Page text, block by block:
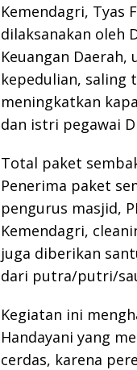
Kemendagri, Tyas
dilaksanakan oleh
Keuangan
kepedulian, saling
meningkatkan
dan istri pegawai
Total paket
Penerima paket
pengurus masjid,
Kemendagri,
juga diberikan
dari putra/putri/
Kegiatan ini
Handayani yang
cerdas, karena